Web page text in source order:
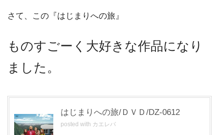
さて、この『はじまりへの旅』
ものすごーく大好きな作品になり
ました。
はじまりへの旅/ＤＶＤ/DZ-0612
posted with カエレバ